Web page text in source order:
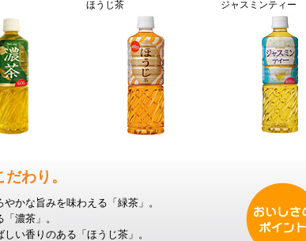
ほうじ茶 ジャスミンティー
わり。
かな旨みを味わえる「緑茶」。
濃茶」。
い香りのある「ほうじ茶」。